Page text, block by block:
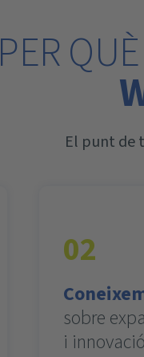
PER
El punt de
02
sobre
i